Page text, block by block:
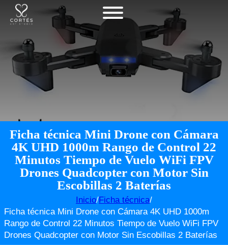
Ficha técnica Mini Drone con Cámara
4K UHD 1000m Rango de Control 22
Minutos Tiempo de Vuelo WiFi FPV
Drones Quadcopter con Motor Sin
Escobillas 2 Baterías
Inicio/Ficha técnica/
Ficha técnica Mini Drone con Cámara 4K UHD 1000m
Rango de Control 22 Minutos Tiempo de Vuelo WiFi FPV
Drones Quadcopter con Motor Sin Escobillas 2 Baterías